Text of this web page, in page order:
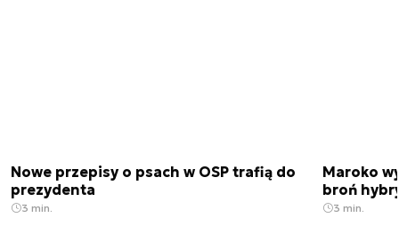
Nowe przepisy o psach w OSP trafią do
prezydenta
3 min.
Maroko
broń
3 min.